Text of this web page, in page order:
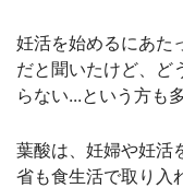
妊活を始めるにあた
だと聞いたけど、ど
らない...という方も
葉酸は、妊婦や妊活
省も食生活で取り入